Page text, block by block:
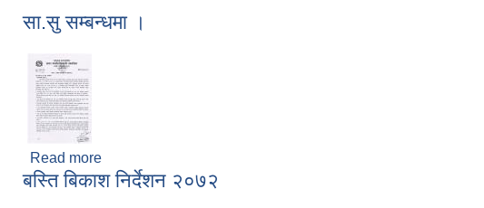
सा.सु सम्बन्धमा ।
Read more
बस्ति बिकाश निर्देशन २०७२